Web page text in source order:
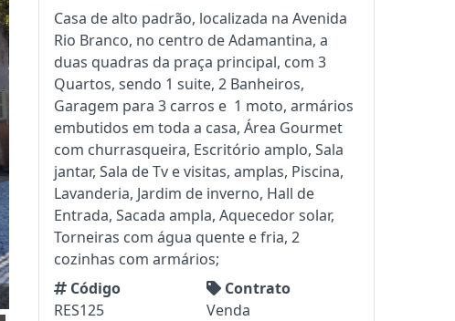
Casa de alto padrão, localizada na Avenida
Rio Branco, no centro de Adamantina, a
duas quadras da praça principal, com 3
Quartos, sendo 1 suite, 2 Banheiros,
Garagem para 3 carros e 1 moto, armários
embutidos em toda a casa, Área Gourmet
com churrasqueira, Escritório amplo, Sala
jantar, Sala de Tv e visitas, amplas, Piscina,
Lavanderia, Jardim de inverno, Hall de
Entrada, Sacada ampla, Aquecedor solar,
Torneiras com água quente e fria, 2
cozinhas com armários;
Código
RES125
Contrato
Venda